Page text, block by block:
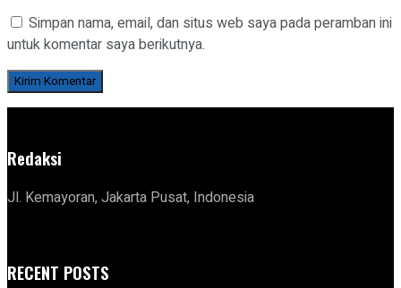
Simpan nama, email, dan situs web saya pada peramban ini
untuk komentar saya berikutnya.
Redaksi
Jl. Kemayoran, Jakarta Pusat, Indonesia
RECENT POSTS